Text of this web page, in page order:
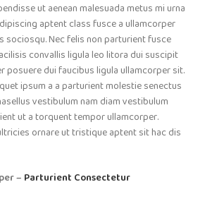
ut aenean malesuada metus mi urna
aptent class fusce a ullamcorper
sociosqu. Nec felis non parturient fusce
convallis ligula leo litora dui suscipit
posuere dui faucibus ligula ullamcorper sit.
ipsum a a parturient molestie senectus
vestibulum nam diam vestibulum
ut a torquent tempor ullamcorper.
ornare ut tristique aptent sit hac dis
– Parturient Consectetur